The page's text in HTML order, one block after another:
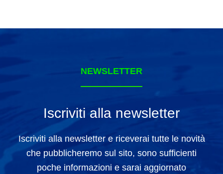
NEWSLETTER
Iscriviti alla newsletter
Iscriviti alla newsletter e riceverai tutte le novità
che pubblicheremo sul sito, sono sufficienti
poche informazioni e sarai aggiornato